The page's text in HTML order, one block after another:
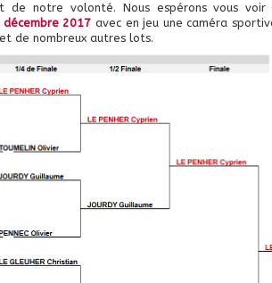
de notre volonté. Nous espérons vous voir
décembre 2017 avec en jeu une caméra
de nombreux autres lots.